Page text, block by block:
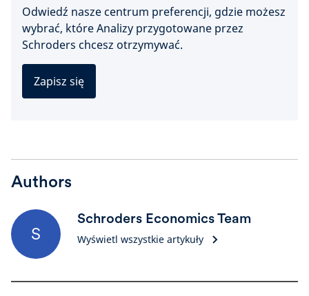
Odwiedź nasze centrum preferencji, gdzie możesz
wybrać, które Analizy przygotowane przez
Schroders chcesz otrzymywać.
Zapisz się
Authors
S
Schroders Economics Team
Wyświetl wszystkie artykuły